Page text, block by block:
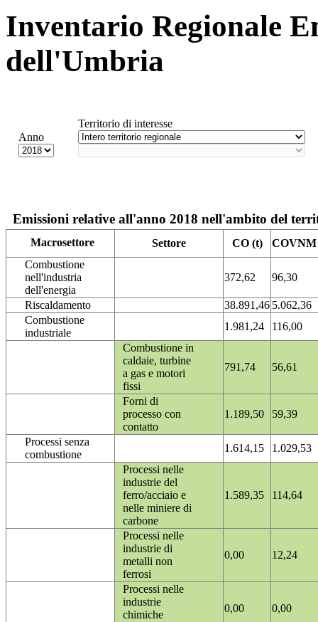
Inventario Regionale
dell'Umbria
Anno
Territorio di interesse
Emissioni relative all'anno 2018 nell'ambito del
Macrosettore Settore CO (t)
COVNM
Combustione
nell'industria
dell'energia
372,62 96,30
Riscaldamento 38.891,46 5.062,36
Combustione
industriale
1.981,24
116,00
Combustione in
caldaie, turbine
a gas e motori
fissi
791,74 56,61
Forni di
processo con
contatto
1.189,50 59,39
Processi senza
combustione
1.614,15
1.029,53
Processi nelle
industrie del
ferro/acciaio e
nelle miniere di
carbone
1.589,35 114,64
Processi nelle
industrie di
metalli non
ferrosi
0,00 12,24
Processi nelle
industrie
chimiche
0,00 0,00